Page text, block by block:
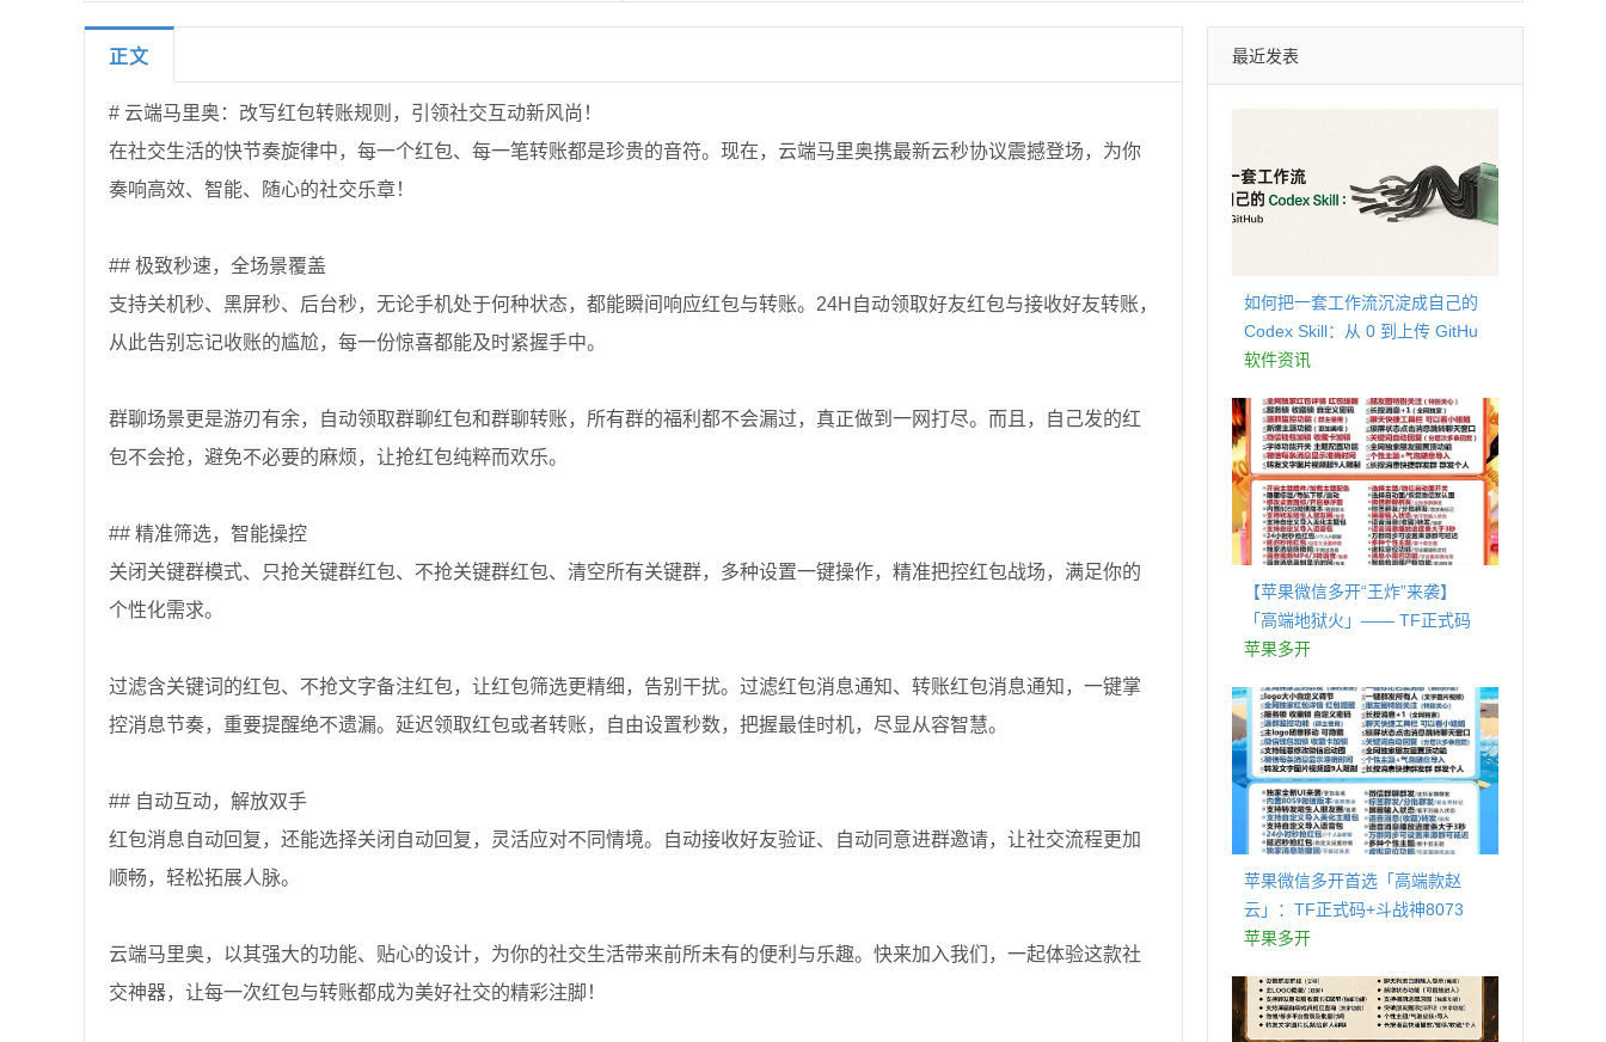
正文
# 云端马里奥：改写红包转账规则，引领社交互动新风尚！
在社交生活的快节奏旋律中，每一个红包、每一笔转账都是珍贵的音符。现在，云端马里奥携最新云秒协议震撼登场，为你
奏响高效、智能、随心的社交乐章！
## 极致秒速，全场景覆盖
支持关机秒、黑屏秒、后台秒，无论手机处于何种状态，都能瞬间响应红包与转账。24H自动领取好友红包与接收好友转账，
从此告别忘记收账的尴尬，每一份惊喜都能及时紧握手中。
群聊场景更是游刃有余，自动领取群聊红包和群聊转账，所有群的福利都不会漏过，真正做到一网打尽。而且，自己发的红
包不会抢，避免不必要的麻烦，让抢红包纯粹而欢乐。
## 精准筛选，智能操控
关闭关键群模式、只抢关键群红包、不抢关键群红包、清空所有关键群，多种设置一键操作，精准把控红包战场，满足你的
个性化需求。
过滤含关键词的红包、不抢文字备注红包，让红包筛选更精细，告别干扰。过滤红包消息通知、转账红包消息通知，一键掌
控消息节奏，重要提醒绝不遗漏。延迟领取红包或者转账，自由设置秒数，把握最佳时机，尽显从容智慧。
## 自动互动，解放双手
红包消息自动回复，还能选择关闭自动回复，灵活应对不同情境。自动接收好友验证、自动同意进群邀请，让社交流程更加
顺畅，轻松拓展人脉。
云端马里奥，以其强大的功能、贴心的设计，为你的社交生活带来前所未有的便利与乐趣。快来加入我们，一起体验这款社
交神器，让每一次红包与转账都成为美好社交的精彩注脚！
最近发表
如何把一套工作流沉淀成自己的
Codex Skill：从 0 到上传 GitHu
b
软件资讯
【苹果微信多开“王炸”来袭】
「高端地狱火」—— TF正式码
+斗战神8073包，7天退换，安全
苹果多开
苹果微信多开首选「高端款赵
云」：TF正式码+斗战神8073
包，7天退换认准拍拍卡激活码
苹果多开